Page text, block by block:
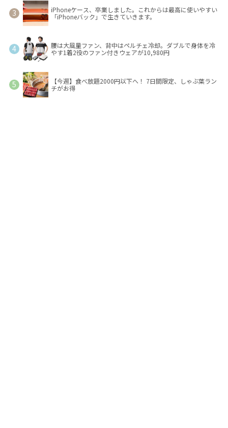
iPhoneケース、卒業しました。これからは最高に使いやすい
「iPhoneバック」で生きていきます。
腰は大風量ファン、背中はペルチェ冷却。ダブルで身体を冷
やす1着2役のファン付きウェアが10,980円
【今週】食べ放題2000円以下へ！ 7日間限定、しゃぶ葉ラン
チがお得